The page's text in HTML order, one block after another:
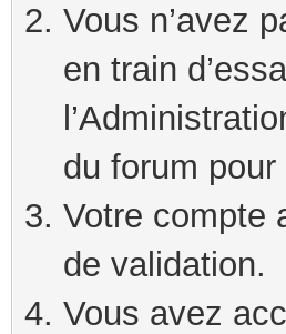
Vous n’avez
en train
du forum
Votre compte
de validation.
Vous avez